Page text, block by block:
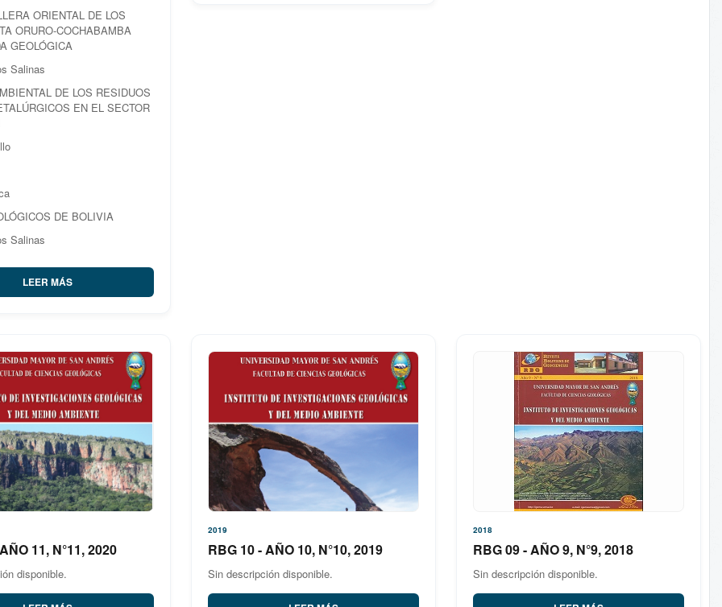
ORIENTAL DE LOS
ORURO-COCHABAMBA
GEOLÓGICA
Salinas
DE LOS RESIDUOS
EN EL SECTOR
DE BOLIVIA
Salinas
LEER MÁS
11, N°11, 2020
disponible.
2019
RBG 10 - AÑO 10, N°10, 2019
Sin descripción disponible.
2018
RBG 09 - AÑO 9, N°9, 2018
Sin descripción disponible.